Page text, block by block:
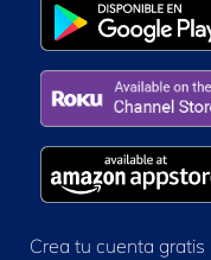
Crea tu cuenta gratis